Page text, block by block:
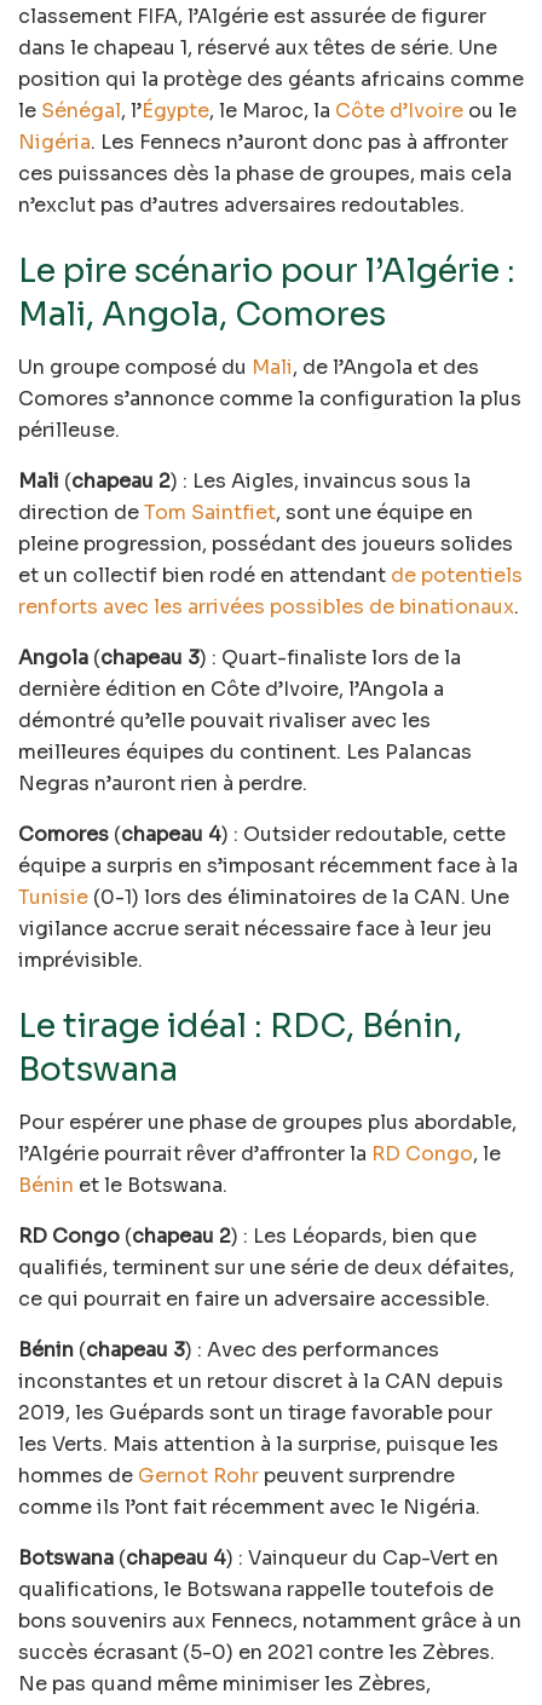
classement FIFA, l’Algérie est assurée de figurer
dans le chapeau 1, réservé aux têtes de série. Une
position qui la protège des géants africains comme
le Sénégal, l’Égypte, le Maroc, la Côte d’Ivoire ou le
Nigéria. Les Fennecs n’auront donc pas à affronter
ces puissances dès la phase de groupes, mais cela
n’exclut pas d’autres adversaires redoutables.
Le pire scénario pour l’Algérie :
Mali, Angola, Comores
Un groupe composé du Mali, de l’Angola et des
Comores s’annonce comme la configuration la plus
périlleuse.
Mali (chapeau 2) : Les Aigles, invaincus sous la
direction deTom Saintfiet, sont une équipe en
pleine progression, possédant des joueurs solides
et un collectif bien rodé en attendant de potentiels
renforts avec les arrivées possibles de binationaux.
Angola (chapeau 3) : Quart-finaliste lors de la
dernière édition en Côte d’Ivoire, l’Angola a
démontré qu’elle pouvait rivaliser avec les
meilleures équipes du continent. Les Palancas
Negras n’auront rien à perdre.
Comores (chapeau 4) : Outsider redoutable, cette
équipe a surpris en s’imposant récemment face à la
Tunisie (0-1) lors des éliminatoires de la CAN. Une
vigilance accrue serait nécessaire face à leur jeu
imprévisible.
Le tirage idéal : RDC, Bénin,
Botswana
Pour espérer une phase de groupes plus abordable,
l’Algérie pourrait rêver d’affronter la RD Congo, le
Bénin et le Botswana.
RD Congo (chapeau 2) : Les Léopards, bien que
qualifiés, terminent sur une série de deux défaites,
ce qui pourrait en faire un adversaire accessible.
Bénin (chapeau 3) : Avec des performances
inconstantes et un retour discret à la CAN depuis
2019, les Guépards sont un tirage favorable pour
les Verts. Mais attention à la surprise, puisque les
hommes de Gernot Rohr peuvent surprendre
comme ils l’ont fait récemment avec le Nigéria.
Botswana (chapeau 4) : Vainqueur du Cap-Vert en
qualifications, le Botswana rappelle toutefois de
bons souvenirs aux Fennecs, notamment grâce à un
succès écrasant (5-0) en 2021 contre les Zèbres.
Ne pas quand même minimiser les Zèbres,